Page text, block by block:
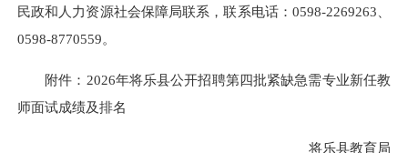
民政和人力资源社会保障局联系，联系电话：0598-2269263、
0598-8770559。
附件：2026年将乐县公开招聘第四批紧缺急需专业新任教
师面试成绩及排名
将乐县教育局